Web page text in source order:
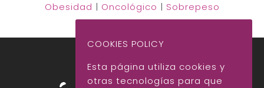
Obesidad | Oncológico | Sobrepeso
COOKIES POLICY
Esta página utiliza cookies y
otras tecnologías para que